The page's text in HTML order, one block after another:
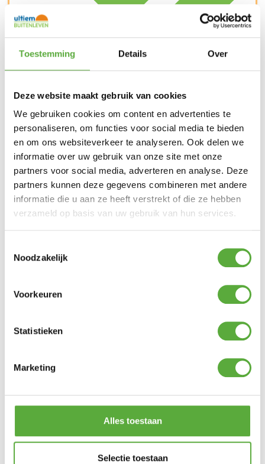
Toestemming Details Over
Deze website maakt gebruik van cookies
We gebruiken cookies om content en advertenties te
personaliseren, om functies voor social media te bieden
en om ons websiteverkeer te analyseren. Ook delen we
informatie over uw gebruik van onze site met onze
partners voor social media, adverteren en analyse. Deze
partners kunnen deze gegevens combineren met andere
informatie die u aan ze heeft verstrekt of die ze hebben
verzameld op basis van uw gebruik van hun services.
Noodzakelijk
Voorkeuren
Statistieken
Marketing
Alles toestaan
Selectie toestaan
Kopersbescherming met Trusted Shops
SKU5714001CategorieënKamperen,Luchtbedden
Slaapartikelen